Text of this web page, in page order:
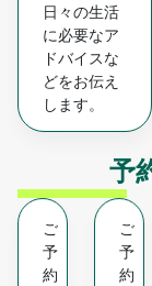
日々の生活
に必要なア
ドバイスな
どをお伝え
します。
予
ご
予
約
ご
予
約